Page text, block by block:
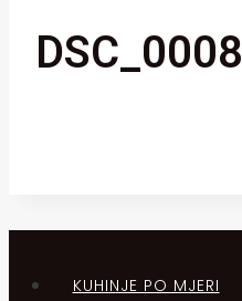
DSC_0008
KUHINJE PO MJERI